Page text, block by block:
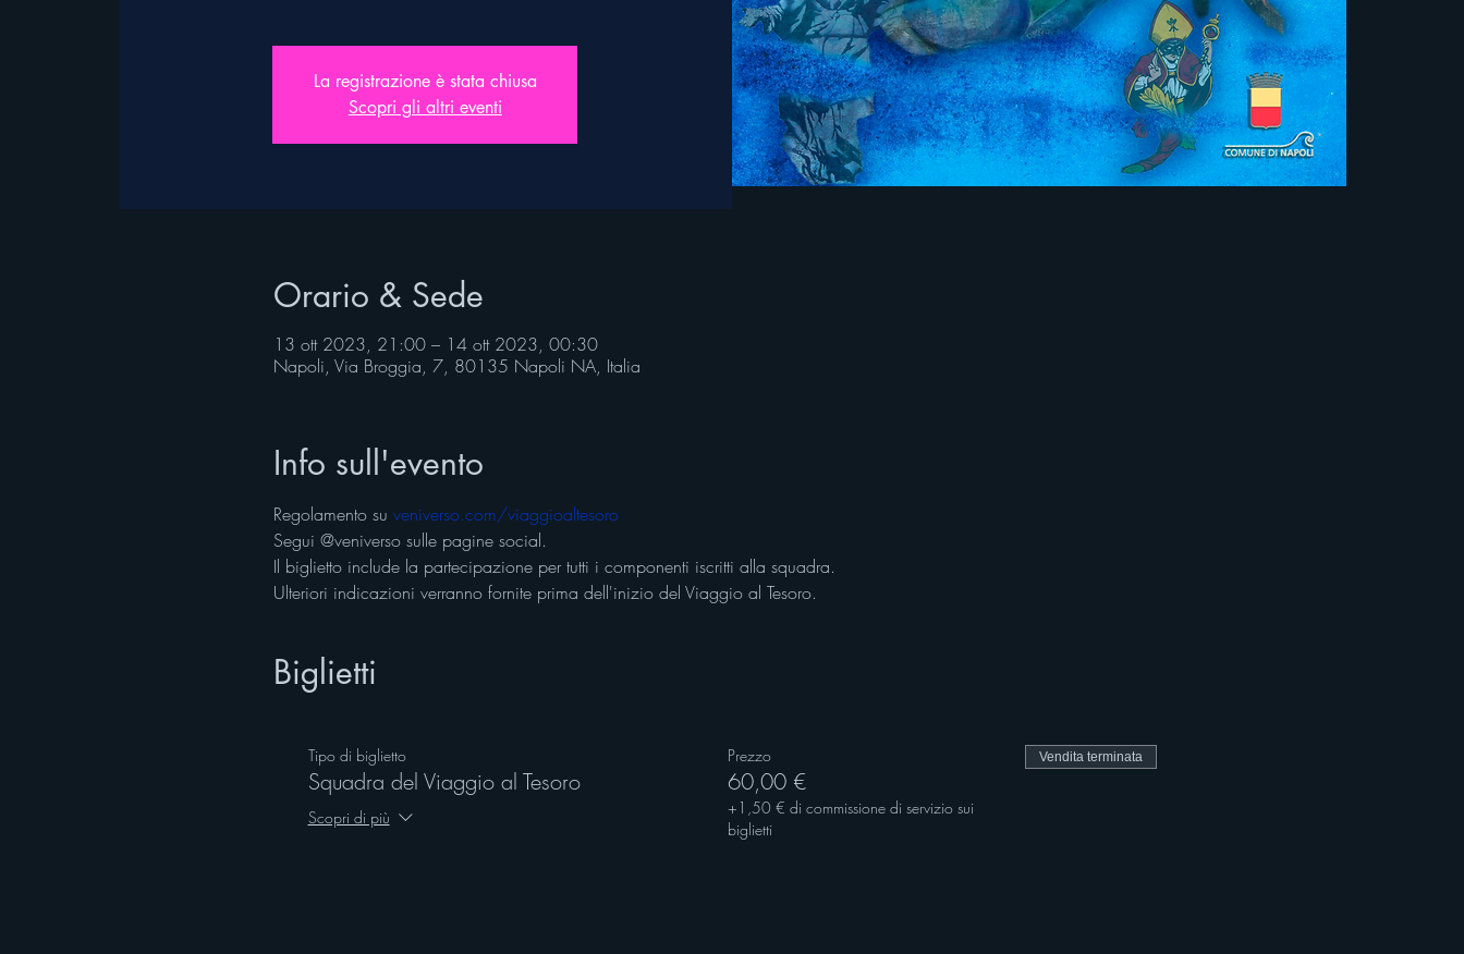
La registrazione è stata chiusa
Scopri gli altri eventi
Orario & Sede
13 ott 2023, 21:00 – 14 ott 2023, 00:30
Napoli, Via Broggia, 7, 80135 Napoli NA, Italia
Info sull'evento
Regolamento su veniverso.com/viaggioaltesoro
Segui @veniverso sulle pagine social.
Il biglietto include la partecipazione per tutti i componenti iscritti alla squadra.
Ulteriori indicazioni verranno fornite prima dell'inizio del Viaggio al Tesoro.
Biglietti
Tipo di biglietto
Squadra del Viaggio al Tesoro
Scopri di più
Prezzo
60,00 €
+1,50 € di commissione di servizio sui
biglietti
Vendita terminata